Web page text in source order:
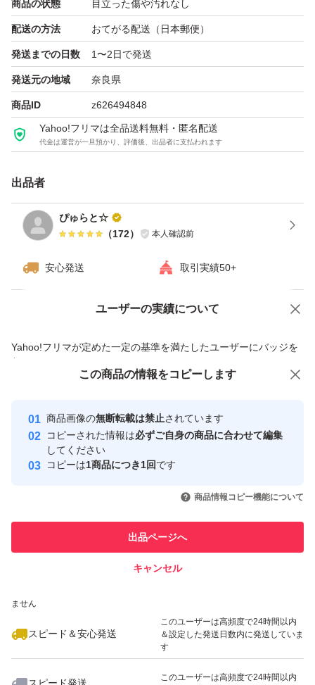
商品の状態 目立った傷や汚れなし
配送の方法 おてがる配送（日本郵便）
発送までの日数 1〜2日で発送
発送元の地域 奈良県
商品ID z626494848
Yahoo!フリマは全品送料無料・匿名配送
代金は運営が一旦預かり、評価後、出品者に支払われます
出品者
ぴゅらと☆
（172） 本人確認前
安心発送 取引実績50+
ユーザーの実績について
Yahoo!フリマが定めた一定の基準を満たしたユーザーにバッジを
付与しています
安心取引出品者
心・安全なユーザーです
取引実績
引を完了させた実績があります
での取引実績があります
ません
スピード＆安心発送
このユーザーは高頻度で24時間以内
＆設定した発送日数内に発送していま
す
このユーザーは高頻度で24時間以内
価格の相談 商品への質問
この商品の情報をコピーします
商品画像の無断転載は禁止されています
コピーされた情報は必ずご自身の商品に合わせて編集
してください
コピーは1商品につき1回です
商品情報コピー機能について
出品ページへ
キャンセル
この商品をみている人にオススメ